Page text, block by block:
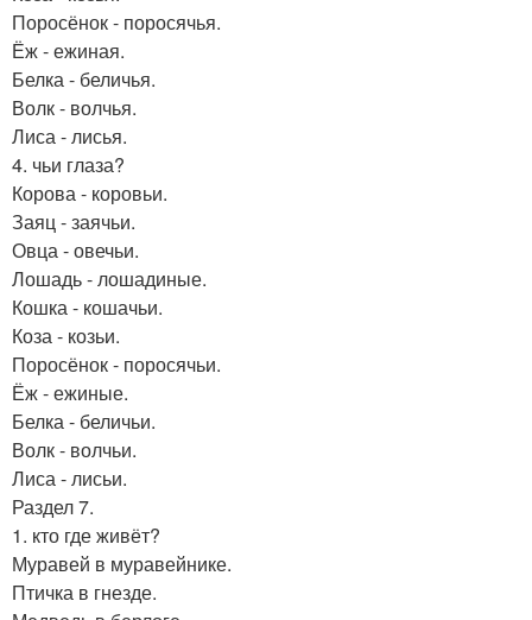
Поросёнок - поросячья.
Ёж - ежиная.
Белка - беличья.
Волк - волчья.
Лиса - лисья.
4. чьи глаза?
Корова - коровьи.
Заяц - заячьи.
Овца - овечьи.
Лошадь - лошадиные.
Кошка - кошачьи.
Коза - козьи.
Поросёнок - поросячьи.
Ёж - ежиные.
Белка - беличьи.
Волк - волчьи.
Лиса - лисьи.
Раздел 7.
1. кто где живёт?
Муравей в муравейнике.
Птичка в гнезде.